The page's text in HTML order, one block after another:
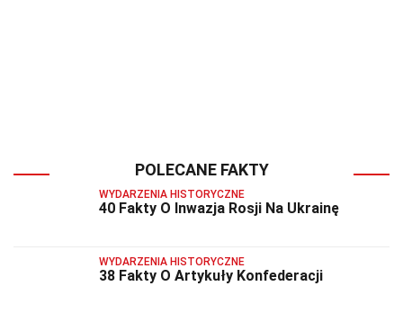
POLECANE FAKTY
WYDARZENIA HISTORYCZNE
40 Fakty O Inwazja Rosji Na Ukrainę
WYDARZENIA HISTORYCZNE
38 Fakty O Artykuły Konfederacji